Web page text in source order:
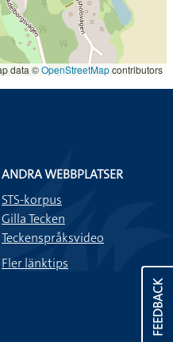
data ©OpenStreetMapcontributors
FEEDBACK
ANDRA WEBBPLATSER
STS-korpus
Gilla Tecken
Teckenspråksvideo
Fler länktips